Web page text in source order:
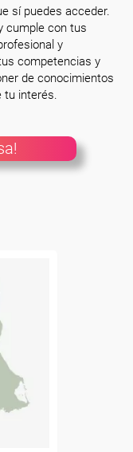
sí puedes acceder.
cumple con tus
y
competencias y
de conocimientos
tu interés.